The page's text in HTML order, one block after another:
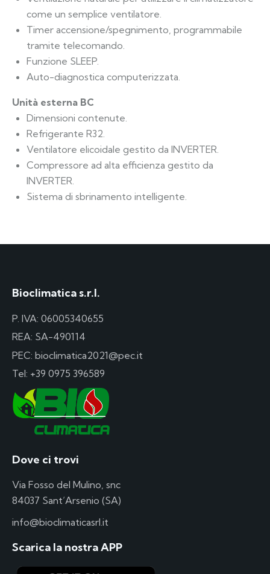
come un semplice ventilatore.
Timer accensione/spegnimento, programmabile
tramite telecomando.
Funzione SLEEP.
Auto-diagnostica computerizzata.
Unità esterna BC
Dimensioni contenute.
Refrigerante R32.
Ventilatore elicoidale gestito da INVERTER.
Compressore ad alta efficienza gestito da
INVERTER.
Sistema di sbrinamento intelligente.
Bioclimatica s.r.l.
P. IVA: 06005340655
REA: SA-490114
PEC: bioclimatica2021@pec.it
Tel: +39 0975 396589
Dove ci trovi
Via Fosso del Mulino, snc
84037 Sant’Arsenio (SA)
info@bioclimaticasrl.it
Scarica la nostra APP